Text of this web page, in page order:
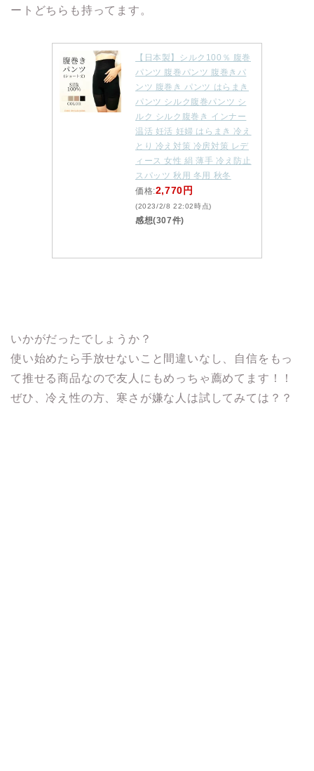
ートどちらも持ってます。
【日本製】シルク100％ 腹巻
パンツ 腹巻パンツ 腹巻きパ
ンツ 腹巻き パンツ はらまき
パンツ シルク腹巻パンツ シ
ルク シルク腹巻き インナー
温活 妊活 妊婦 はらまき 冷え
とり 冷え対策 冷房対策 レデ
ィース 女性 絹 薄手 冷え防止
スパッツ 秋用 冬用 秋冬
価格:2,770円
(2023/2/8 22:02時点)
感想(307件)
いかがだったでしょうか？
使い始めたら手放せないこと間違いなし、自信をもっ
て推せる商品なので友人にもめっちゃ薦めてます！！
ぜひ、冷え性の方、寒さが嫌な人は試してみては？？